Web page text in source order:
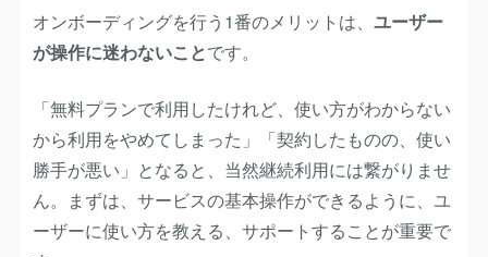
オンボーディングを行う1番のメリットは、 ユーザー
が操作に迷わないことです。
「無料プランで利用したけれど、使い方がわからない
から利用をやめてしまった」「契約したものの、使い
勝手が悪い」となると、当然継続利用には繋がりませ
ん。まずは、サービスの基本操作ができるように、ユ
ーザーに使い方を教える、サポートすることが重要で